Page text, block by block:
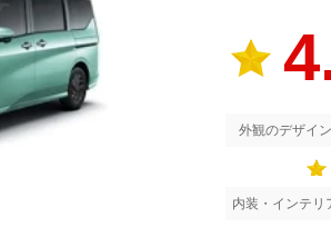
外観のデザイ
内装・インテリ